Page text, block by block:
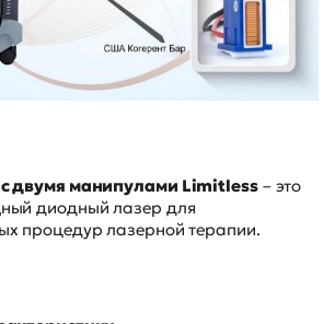
двумя манипулами Limitless– это
диодный лазер для
процедур лазерной терапии.